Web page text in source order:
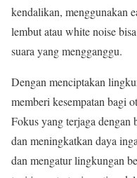
kendalikan, menggunakan
lembut atau white noise
suara yang mengganggu.
Dengan menciptakan
memberi kesempatan bagi
Fokus yang terjaga dengan
dan meningkatkan daya
dan mengatur lingkungan